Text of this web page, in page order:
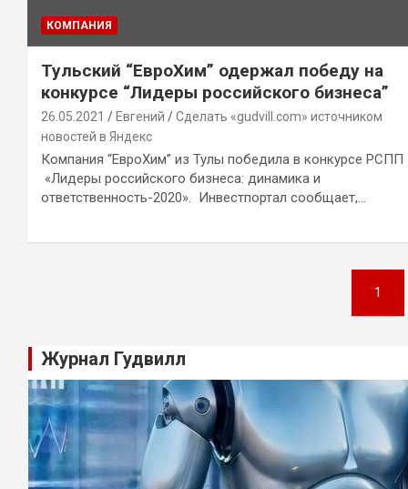
КОМПАНИЯ
Тульский “ЕвроХим” одержал победу на
конкурсе “Лидеры российского бизнеса”
26.05.2021 Евгений
Сделать «gudvill.com» источником
новостей в Яндекс
Компания “ЕвроХим” из Тулы победила в конкурсе РСПП
«Лидеры российского бизнеса: динамика и
ответственность-2020». Инвестпортал сообщает,…
записям
1
Журнал Гудвилл